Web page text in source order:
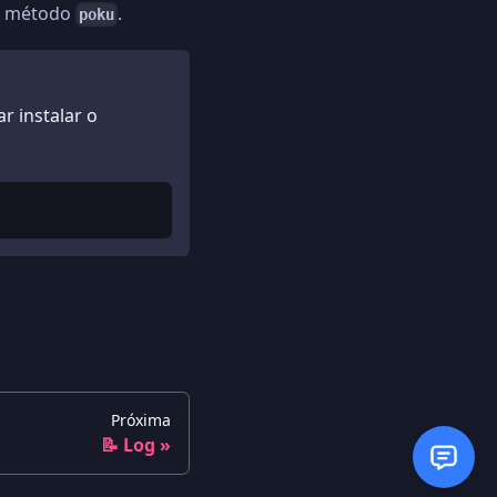
método poku .
instalar o
Próxima
📝 Log